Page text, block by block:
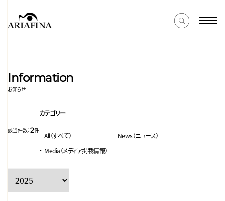
Information
お知らせ
該当件数：2件
カテゴリー
All（すべて）
News（ニュース）
Media（メディア掲載情報）